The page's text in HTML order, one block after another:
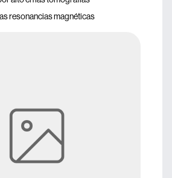
resonancias magnéticas